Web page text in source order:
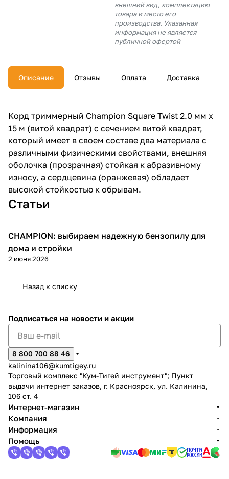
внешний вид, комплектацию
товара и место его
производства. Указанная
информация не является
публичной офертой
Описание Отзывы Оплата Доставка
Корд триммерный Champion Square Twist 2.0 мм х
15 м (витой квадрат) с сечением витой квадрат,
который имеет в своем составе два материала с
различными физическими свойствами, внешняя
оболочка (прозрачная) стойкая к абразивному
износу, а сердцевина (оранжевая) обладает
высокой стойкостью к обрывам.
Статьи
Пилы
CHAMPION: выбираем надежную бензопилу для
дома и стройки
2 июня 2026
Назад к списку
Подписаться на новости и акции
8 800 700 88 46
kalinina106@kumtigey.ru
Торговый комплекс "Кум-Тигей инструмент"; Пункт
выдачи интернет заказов, г. Красноярск, ул. Калинина,
106 ст. 4
Интернет-магазин
Компания
Информация
Помощь
раз в 2
недели
раз в 2 недели
plait.ru